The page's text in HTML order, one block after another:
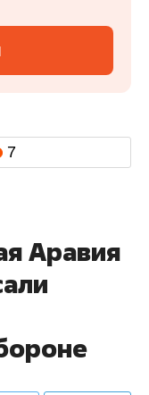
7
Аравия